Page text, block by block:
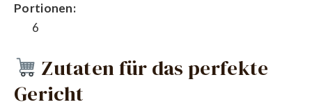
Portionen:
6
Zutaten für das perfekte
Gericht